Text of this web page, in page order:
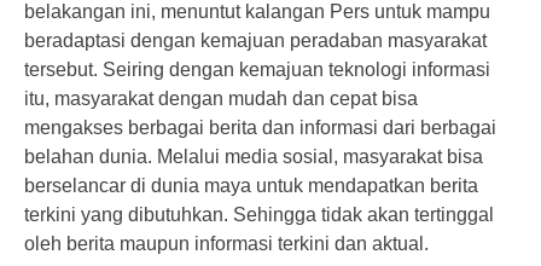
belakangan ini, menuntut kalangan Pers untuk mampu
beradaptasi dengan kemajuan peradaban masyarakat
tersebut. Seiring dengan kemajuan teknologi informasi
itu, masyarakat dengan mudah dan cepat bisa
mengakses berbagai berita dan informasi dari berbagai
belahan dunia. Melalui media sosial, masyarakat bisa
berselancar di dunia maya untuk mendapatkan berita
terkini yang dibutuhkan. Sehingga tidak akan tertinggal
oleh berita maupun informasi terkini dan aktual.